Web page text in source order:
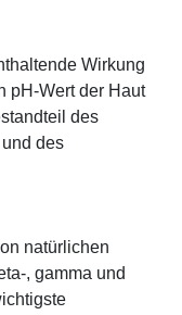
Wirkung
pH-Wert der Haut
des
des
natürlichen
, gamma und